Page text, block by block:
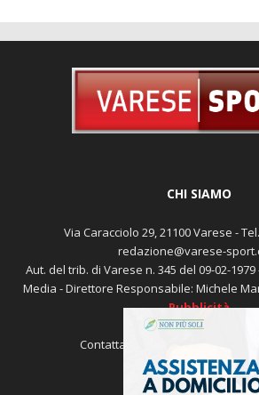
CHI SIAMO
Via Caracciolo 29, 21100 Varese -
redazione@varese-
Aut. del trib. di Varese n. 345 del 09-02-
Media - Direttore Responsabile: Michele
Pubblicità
Contattaci: